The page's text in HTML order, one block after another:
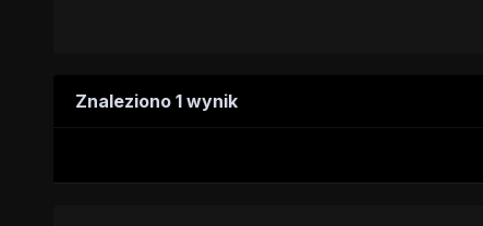
Znaleziono 1 wynik